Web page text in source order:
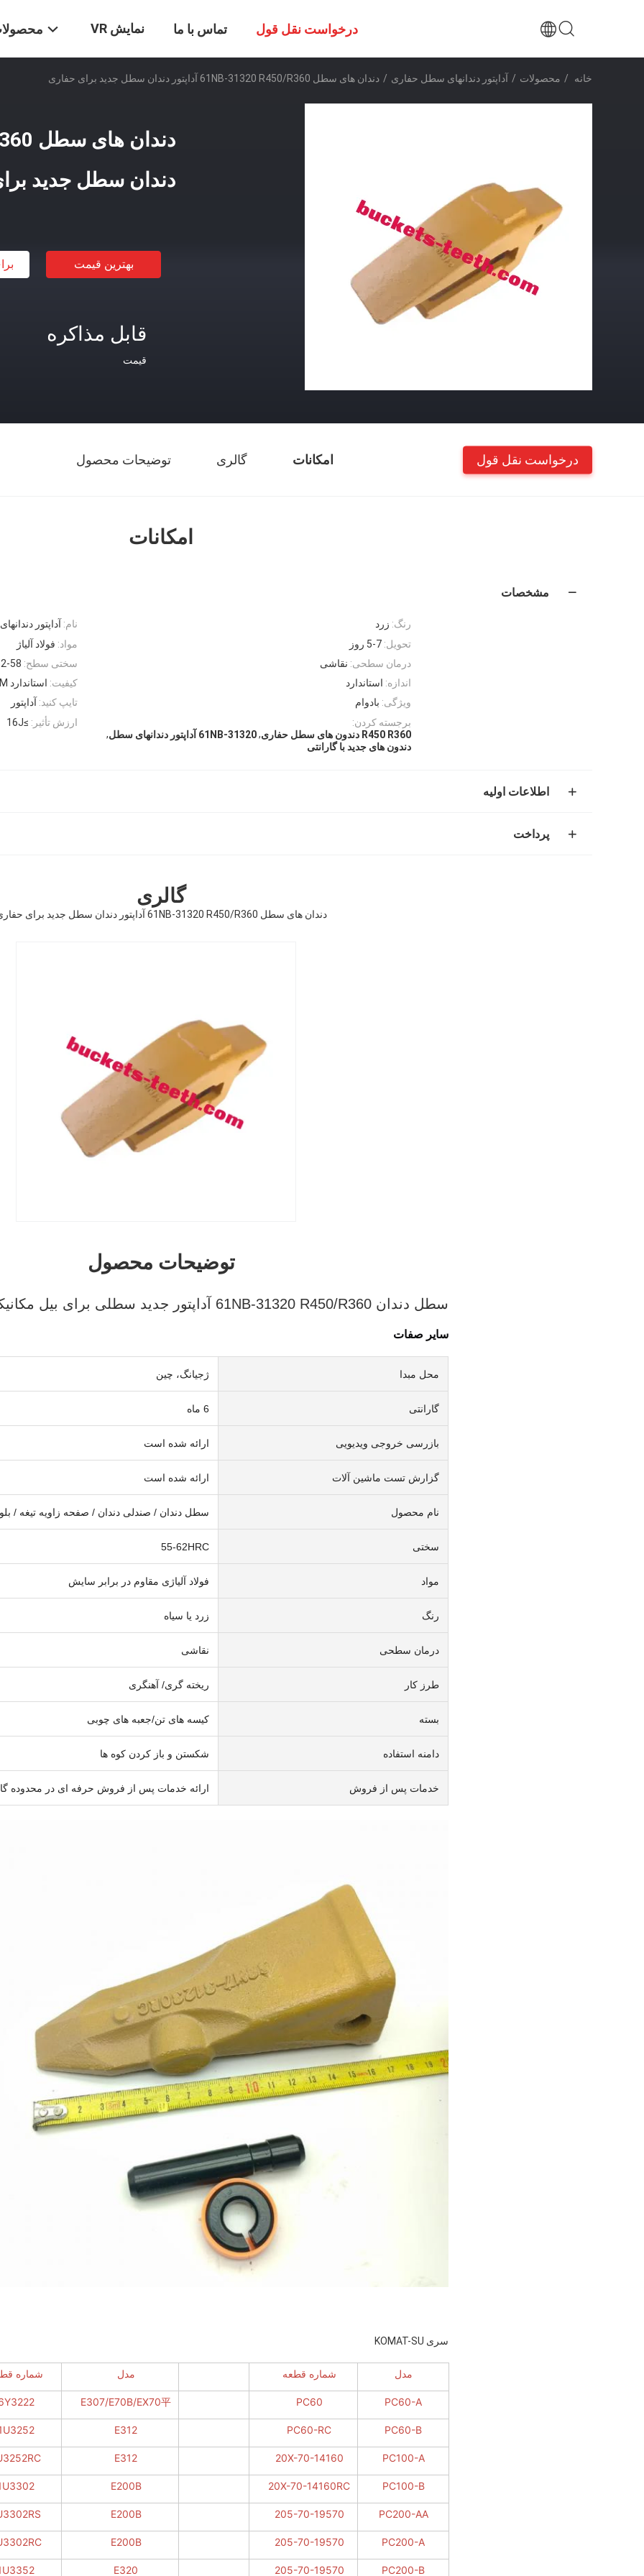
نمایش VR تماس با ما درخواست نقل قول
خانه / محصولات / آداپتور دندانهای سطل حفاری / دندان های سطل 61NB-31320 R450/R360 آداپتور دندان سطل جدید برای حفاری
دندان سطل جدید
بهترین قیمت
قابل مذاکره
قیمت
امکانات گالری توضیحات محصول درخواست نقل قول
امکانات
مشخصات
نام: آداپتور رنگ: زرد
مواد: فولاد آلیاژ تحویل: 5-7 روز
سختی سطح: 58 درمان سطحی: نقاشی
کیفیت: استاندارد OEM اندازه: استاندارد
تایپ کنید: آداپتور ویژگی: بادوام
ارزش تأثیر: ≥16J
برجسته کردن:
R450 R360 دندون های سطل حفاری
,61NB-31320 آداپتور دندانهای سطل
,
دندون های جدید با گارانتی
اطلاعات اولیه
پرداخت
گالری
دندان های سطل 61NB-31320 R450/R360 آداپتور دندان سطل جدید برای حفاری
توضیحات محصول
سطل دندان 61NB-31320 R450/R360 آداپتور جدید سطلی برای بیل مکانیکی
سایر صفات
محل مبدا ژجیانگ، چین
گارانتی 6 ماه
بازرسی خروجی ویدیویی ارائه شده است
گزارش تست ماشین آلات ارائه شده است
نام محصول سطل دندان / صندلی دندان / صفحه زاویه تیغه /
سختی 55-62HRC
مواد فولاد آلیاژی مقاوم در برابر سایش
رنگ زرد یا سیاه
درمان سطحی نقاشی
طرز کار ریخته گری/ آهنگری
بسته کیسه های تن/جعبه های چوبی
دامنه استفاده شکستن و باز کردن کوه ها
خدمات پس از فروش ارائه خدمات پس از فروش حرفه ای در محدوده
سری KOMAT-SU
مدل شماره قطعه مدل شماره
PC60-A
PC60
E307/E70B/EX70平
PC60-B
PC60-RC
E312
PC100-A
20X-70-14160
E312
PC100-B
20X-70-14160RC
E200B
PC200-AA
205-70-19570
E200B
PC200-A
205-70-19570
E200B
PC200-B
205-70-19570
E320